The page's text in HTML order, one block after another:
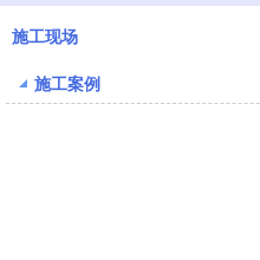
施工现场
施工案例